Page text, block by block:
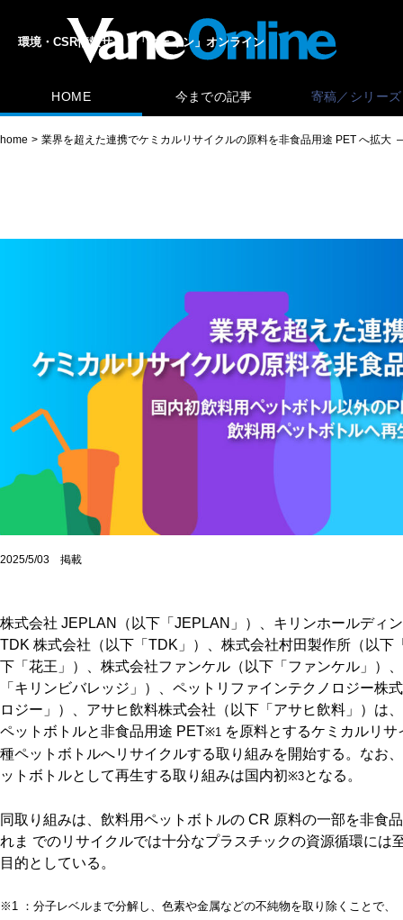
環境・CSR情報サイト「ヴェイン」オンライン
HOME 今までの記事 寄稿／シリーズ
home 業界を超えた連携でケミカルリサイクルの原料を非食品用途 PET へ拡
2025/5/03 掲載
株式会社 JEPLAN（以下「JEPLAN」）、キリンホールディ
TDK 株式会社（以下「TDK」）、株式会社村田製作所（以下
下「花王」）、株式会社ファンケル（以下「ファンケル」）
「キリンビバレッジ」）、ペットリファインテクノロジー株
ロジー」）、アサヒ飲料株式会社（以下「アサヒ飲料」）は
ペットボトルと非食品用途 PET※1 を原料とするケミカルリサ
種ペットボトルへリサイクルする取り組みを開始する。なお
ットボトルとして再生する取り組みは国内初※3となる。
同取り組みは、飲料用ペットボトルの CR 原料の一部を非食
れま でのリサイクルでは十分なプラスチックの資源循環には
目的としている。
※1 ：分子レベルまで分解し、色素や金属などの不純物を取り除くことで、